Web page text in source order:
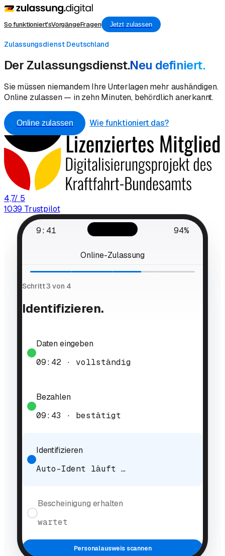
So funktioniert'sVorgängeFragen Jetzt zulassen
Zulassungsdienst Deutschland
Der Zulassungsdienst.Neu definiert.
Sie müssen niemandem Ihre Unterlagen mehr aushändigen.
Online zulassen — in zehn Minuten, behördlich anerkannt.
Online zulassen Wie funktioniert das?
4,7/ 5
1039 Trustpilot
9:41 94%
Online-Zulassung
Schritt 3 von 4
Identifizieren.
Daten eingeben
09:42 · vollständig
Bezahlen
09:43 · bestätigt
Identifizieren
Auto-Ident läuft …
Bescheinigung erhalten
wartet
Personalausweis scannen